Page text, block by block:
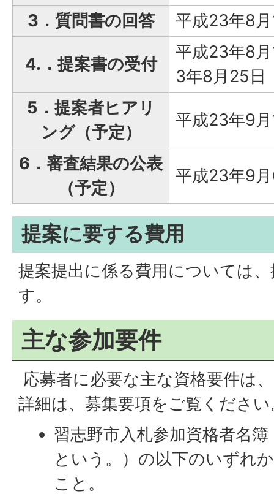
3．質問書の回答
平成23年8
4.．提案書の受付
平成23年8
3年8月25日
5．提案者ヒアリ
ング（予定）
平成23年9
6．審査結果の公表
（予定）
平成23年9
提案に要する費用
提案提出に係る費用については
す。
主な参加要件
応募者に必要な主な資格要件は
詳細は、募集要項をご覧ください
習志野市入札参加資格者名
という。）の以下のいずれ
こと。